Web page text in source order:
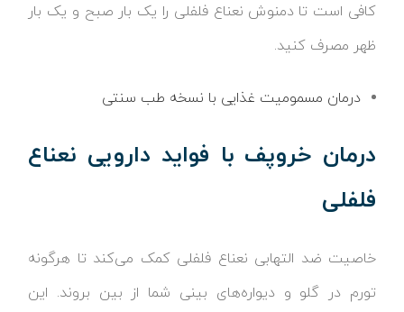
کافی است تا دمنوش نعناع فلفلی را یک بار صبح و یک بار
ظهر مصرف کنید.
درمان مسمومیت غذایی با نسخه طب سنتی
درمان خروپف با فواید دارویی نعناع
فلفلی
خاصیت ضد التهابی نعناع فلفلی کمک می‌کند تا هرگونه
تورم در گلو و دیواره‌های بینی شما از بین بروند. این